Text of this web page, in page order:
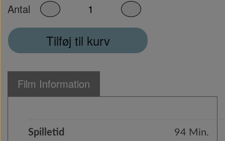
Antal
Tilføj til kurv
Film Information
Spilletid 94 Min.